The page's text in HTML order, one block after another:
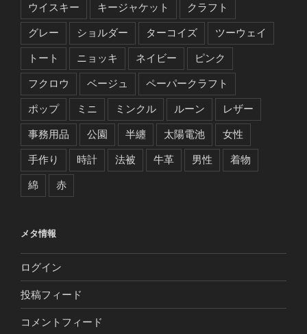
ウイスキー キージャケット クラフト
グレー ショルダー ターコイズ ツーウェイ
トート ニョッキ ネイビー ピンク
フクロウ ベージュ ペーパークラフト
ポップ ミニ ミンクル ルーン レザー
事務用品 公園 半纏 太陽電池 女性
手作り 時計 法被 牛革 男性 着物
綿 赤
メタ情報
ログイン
投稿フィード
コメントフィード